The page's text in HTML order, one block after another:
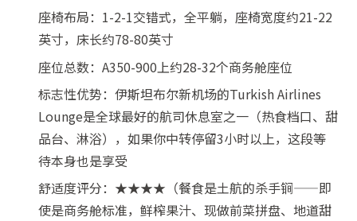
座椅布局：1-2-1交错式，全平躺，座椅宽度约21-22
英寸，床长约78-80英寸
座位总数：A350-900上约28-32个商务舱座位
标志性优势：伊斯坦布尔新机场的Turkish Airlines
Lounge是全球最好的航司休息室之一（热食档口、甜
品台、淋浴），如果你中转停留3小时以上，这段等
待本身也是享受
舒适度评分：★★★★（餐食是土航的杀手锏——即
使是商务舱标准，鲜榨果汁、现做前菜拼盘、地道甜